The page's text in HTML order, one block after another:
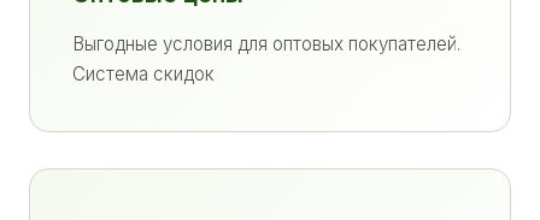
Выгодные условия для оптовых покупателей.
Система скидок